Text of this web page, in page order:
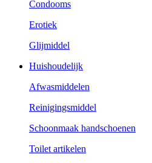
Condooms
Erotiek
Glijmiddel
Huishoudelijk
Afwasmiddelen
Reinigingsmiddel
Schoonmaak handschoenen
Toilet artikelen